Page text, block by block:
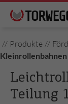
// Produkte //
Teilung